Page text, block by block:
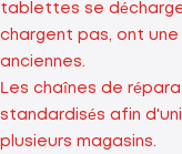
tablettes se
chargent pas, ont
anciennes.
Les chaînes de
standardisés afin
plusieurs magasins.